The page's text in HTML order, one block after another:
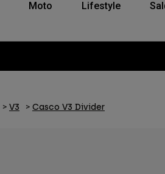
Moto Lifestyle
V3 Casco V3 Divider